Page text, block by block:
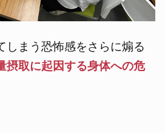
しまう恐怖感をさらに煽る
摂取に起因する身体への危